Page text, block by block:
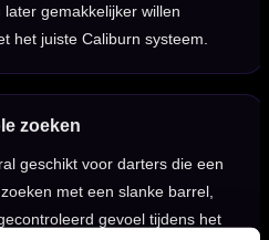
gemakkelijker willen
het juiste Caliburn systeem.
zoeken
geschikt voor darters die een
met een slanke barrel,
gevoel tijdens het